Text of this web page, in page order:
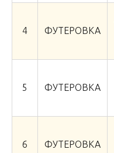
4 ФУТЕРОВКА
5 ФУТЕРОВКА
6 ФУТЕРОВКА